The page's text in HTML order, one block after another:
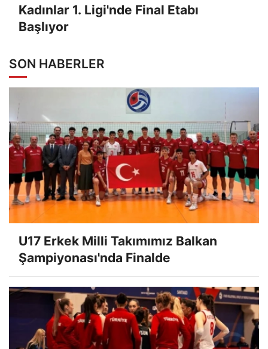
Kadınlar 1. Ligi'nde Final Etabı
Başlıyor
SON HABERLER
U17 Erkek Milli Takımımız Balkan
Şampiyonası'nda Finalde